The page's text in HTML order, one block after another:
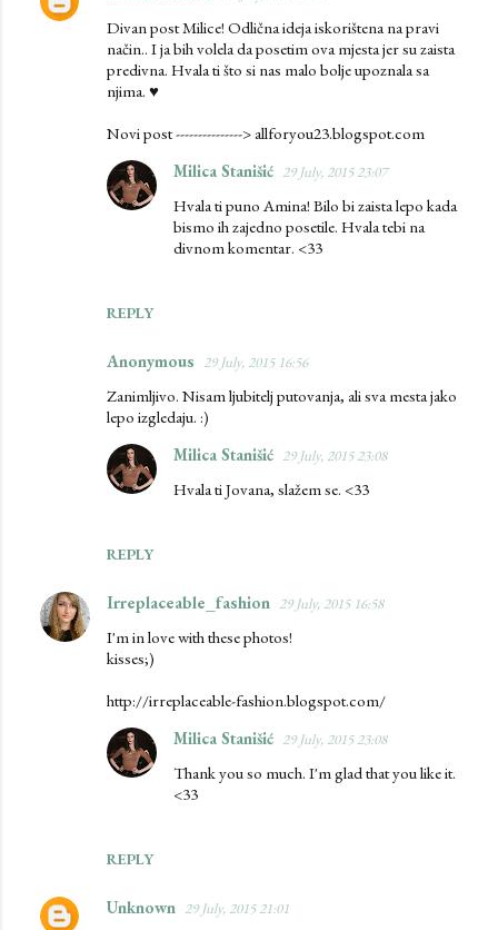
Divan post Milice! Odlična ideja iskorištena na pravi
način.. I ja bih volela da posetim ova mjesta jer su zaista
predivna. Hvala ti što si nas malo bolje upoznala sa
njima. ♥
Novi post ---------------> allforyou23.blogspot.com
REPLY
Milica Stanišić 29 July, 2015 23:07
Hvala ti puno Amina! Bilo bi zaista lepo kada
bismo ih zajedno posetile. Hvala tebi na
divnom komentar. <33
Anonymous 29 July, 2015 16:56
Zanimljivo. Nisam ljubitelj putovanja, ali sva mesta jako
lepo izgledaju. :)
REPLY
Milica Stanišić 29 July, 2015 23:08
Hvala ti Jovana, slažem se. <33
Irreplaceable_fashion 29 July, 2015 16:58
I'm in love with these photos!
kisses;)
http://irreplaceable-fashion.blogspot.com/
REPLY
Milica Stanišić 29 July, 2015 23:08
Thank you so much. I'm glad that you like it.
<33
Unknown 29 July, 2015 21:01